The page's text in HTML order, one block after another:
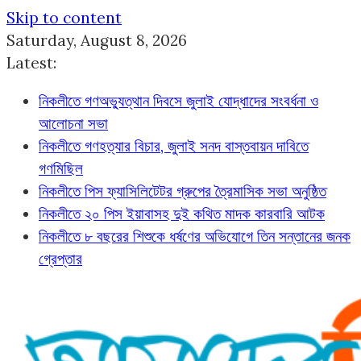
Skip to content
Saturday, August 8, 2026
Latest:
নিকলীতে গণঅভ্যুত্থান দিবসে জুলাই যোদ্ধাদের সংবর্ধনা ও
আলোচনা সভা
নিকলীতে গণহত্যার বিচার, জুলাই সনদ বাস্তবায়ন দাবিতে
গণমিছিল
নিকলীতে পিস ফ্যাসিলিটেটর গ্রুপের ত্রৈমাসিক সভা অনুষ্ঠিত
নিকলীতে ২০ পিস ইয়াবাসহ দুই কথিত মাদক কারবারি আটক
নিকলীতে ৮ বছরের শিশুকে ধর্ষণের অভিযোগে তিন সন্তানের জনক
গ্রেপ্তার